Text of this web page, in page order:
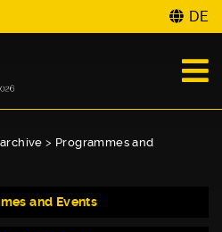
DE
> Programmes and
and Events